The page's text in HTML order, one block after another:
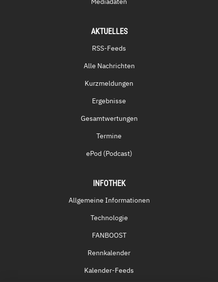
AKTUELLES
RSS-Feeds
Alle Nachrichten
Kurzmeldungen
Ergebnisse
Gesamtwertungen
Termine
ePod (Podcast)
INFOTHEK
Allgemeine Informationen
Technologie
FANBOOST
Rennkalender
Kalender-Feeds